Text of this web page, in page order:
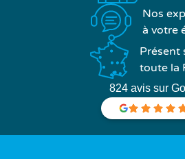
Nos
à votre
Présent
toute la
824 avis sur